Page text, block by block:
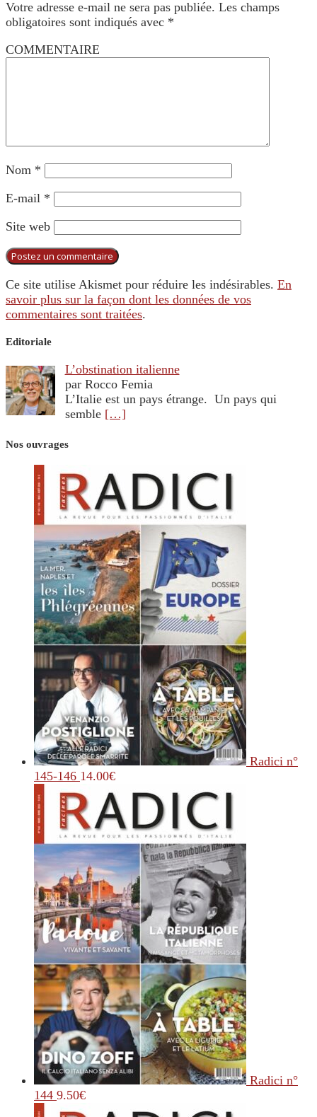
Votre adresse e-mail ne sera pas publiée. Les champs
obligatoires sont indiqués avec *
COMMENTAIRE
Nom *
E-mail *
Site web
Ce site utilise Akismet pour réduire les indésirables. En
savoir plus sur la façon dont les données de vos
commentaires sont traitées.
Editoriale
L’obstination italienne
par Rocco Femia
L’Italie est un pays étrange. Un pays qui
semble […]
Nos ouvrages
Radici n°
145-146 14.00€
Radici n°
144 9.50€